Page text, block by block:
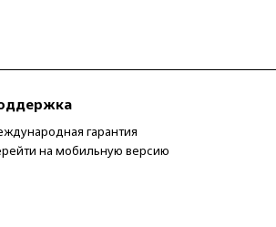
гарантия
на мобильную версию